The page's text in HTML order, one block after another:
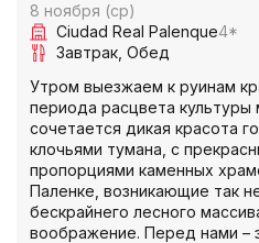
8 ноября (ср)
Ciudad Real Palenque4*
Завтрак Обед
Утром выезжаем к руинам
периода расцвета культуры
сочетается дикая красота
клочьями тумана, с
пропорциями каменных
Паленке, возникающие так
бескрайнего лесного
воображение. Перед нами –